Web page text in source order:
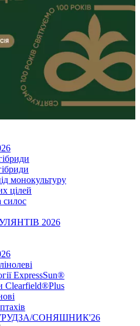
монокультуру
цілей
силос
2026
ExpressSun®
Clearfield®Plus
СОНЯШНИК'26